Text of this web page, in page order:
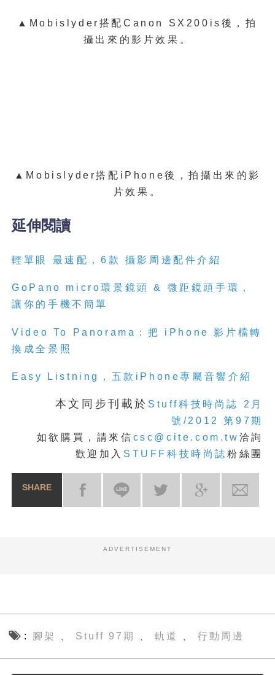
▲ Mobislyder搭配Canon SX200is後，拍
攝出來的影片效果。
▲ Mobislyder搭配iPhone後，拍攝出來的影
片效果。
延伸閱讀
輕單眼 最速配，6款 攝影周邊配件介紹
GoPano micro環景鏡頭 & 微距鏡頭手環，
讓你的手機不簡單
Video To Panorama：把 iPhone 影片檔轉
換成全景照
Easy Listning，五款iPhone專屬音響介紹
本文同步刊載於 Stuff科技時尚誌 2月
號/2012 第97期
如欲購買，請來信 csc@cite.com.tw 洽詢
歡迎加入 STUFF科技時尚誌 粉絲團
SHARE
ADVERTISEMENT
腳架 Stuff 97期 軌道 行動周邊